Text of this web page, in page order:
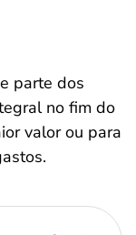
parte dos
no fim do
valor ou para